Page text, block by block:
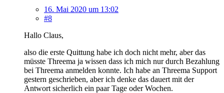
16. Mai 2020 um 13:02
#8
Hallo Claus,
also die erste Quittung habe ich doch nicht mehr, aber das
müsste Threema ja wissen dass ich mich nur durch Bezahlung
bei Threema anmelden konnte. Ich habe an Threema Support
gestern geschrieben, aber ich denke das dauert mit der
Antwort sicherlich ein paar Tage oder Wochen.